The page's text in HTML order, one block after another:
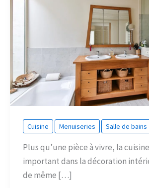
Cuisine Menuiseries Salle de bains
Plus qu’une pièce à vivre, la
important dans la décoration
de même […]